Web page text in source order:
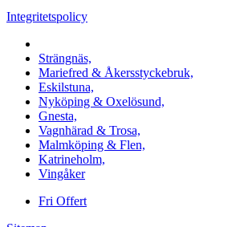
Integritetspolicy
Strängnäs,
Mariefred & Åkersstyckebruk,
Eskilstuna,
Nyköping & Oxelösund,
Gnesta,
Vagnhärad & Trosa,
Malmköping & Flen,
Katrineholm,
Vingåker
Fri Offert